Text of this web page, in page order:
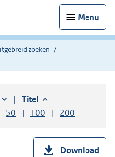
Menu
zoeken
aflopendSorteer op:
Titel aflopend
per paginaper pagina
Toon
50 resultaten per pagina
Toon
100 resultaten per
Toon
200
Download